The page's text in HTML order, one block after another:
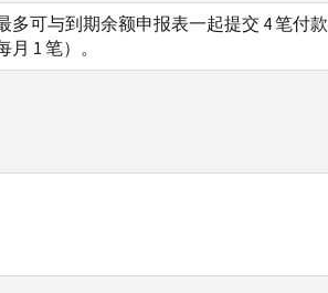
多可与到期余额申报表一起提交 4 笔付款
月 1 笔）。